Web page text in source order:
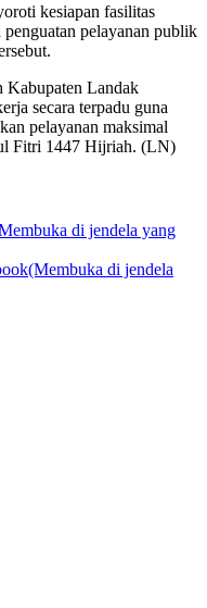
kesiapan fasilitas
penguatan pelayanan publik
Kabupaten Landak
secara terpadu guna
pelayanan maksimal
Fitri 1447 Hijriah. (LN)
di jendela yang
di jendela